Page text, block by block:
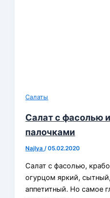
Салаты
Салат с фасолью
палочками
Najlya/05.02.2020
Салат с фасолью,
огурцом яркий,
аппетитный. Но самое